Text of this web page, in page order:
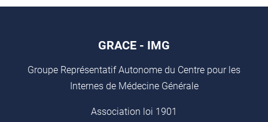
GRACE - IMG
Groupe Représentatif Autonome du Centre pour les
Internes de Médecine Générale
Association loi 1901